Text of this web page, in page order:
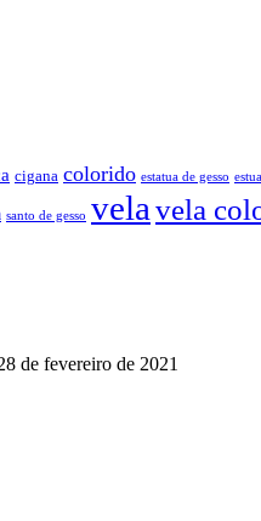
cigana colorido estatua de gesso
santo de gesso velavela
de fevereiro de 2021